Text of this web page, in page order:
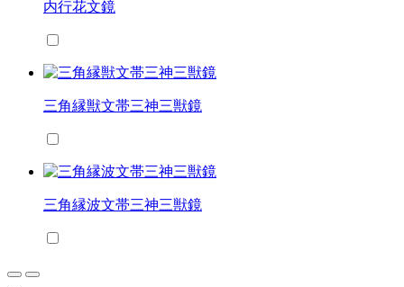
内行花文鏡
三角縁獣文帯三神三獣鏡
三角縁波文帯三神三獣鏡